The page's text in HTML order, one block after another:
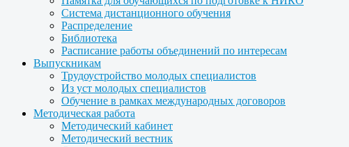
Система дистанционного обучения
Распределение
Библиотека
Расписание работы объединений по интересам
Выпускникам
Трудоустройство молодых специалистов
Из уст молодых специалистов
Обучение в рамках международных договоров
Методическая работа
Методический кабинет
Методический вестник